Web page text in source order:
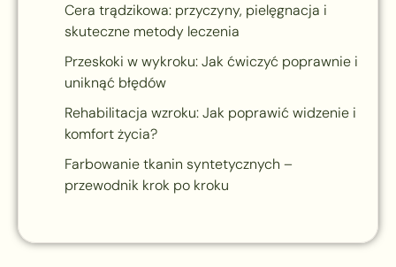
Cera trądzikowa: przyczyny, pielęgnacja i
skuteczne metody leczenia
Przeskoki w wykroku: Jak ćwiczyć poprawnie i
uniknąć błędów
Rehabilitacja wzroku: Jak poprawić widzenie i
komfort życia?
Farbowanie tkanin syntetycznych –
przewodnik krok po kroku